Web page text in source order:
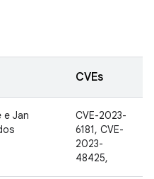
CVEs
e Jan
CVE-2023-
6181, CVE-
2023-
48425,